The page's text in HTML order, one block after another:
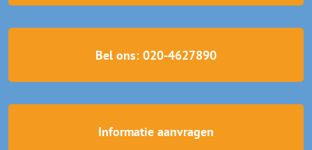
Bel ons: 020-4627890
Informatie aanvragen